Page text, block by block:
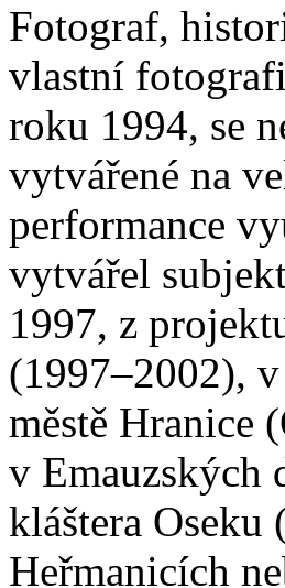
Fotograf,
vlastní
roku 1994, se
vytvářené na
performance
vytvářel
1997, z
(1997–2002),
městě Hranice
v Emauzských
kláštera
Heřmanicích